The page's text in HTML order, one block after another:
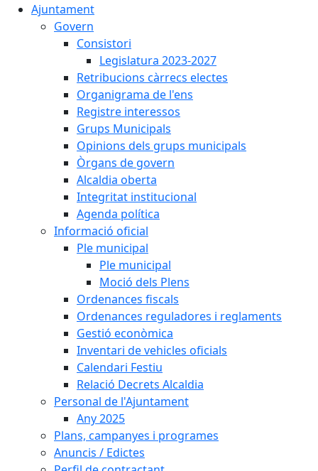
Ajuntament
Govern
Consistori
Legislatura 2023-2027
Retribucions càrrecs electes
Organigrama de l'ens
Registre interessos
Grups Municipals
Opinions dels grups municipals
Òrgans de govern
Alcaldia oberta
Integritat institucional
Agenda política
Informació oficial
Ple municipal
Ple municipal
Moció dels Plens
Ordenances fiscals
Ordenances reguladores i reglaments
Gestió econòmica
Inventari de vehicles oficials
Calendari Festiu
Relació Decrets Alcaldia
Personal de l'Ajuntament
Any 2025
Plans, campanyes i programes
Anuncis / Edictes